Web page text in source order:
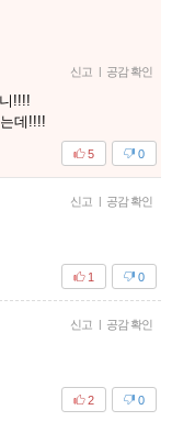
신고 | 공감 확인
!!!!
데!!!!
0
5
신고 | 공감 확인
0
1
신고 | 공감 확인
0
2